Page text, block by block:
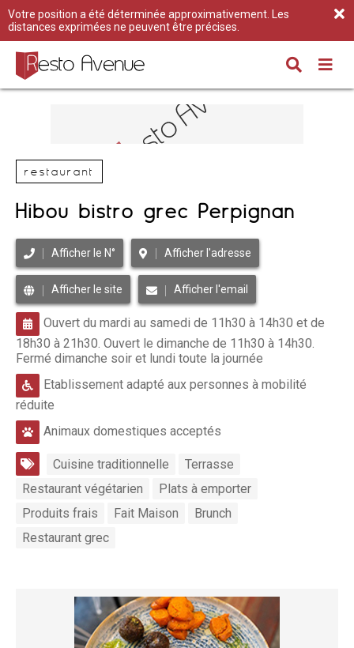
Votre position a été déterminée approximativement. Les
distances exprimées ne peuvent être précises.
restaurant
Hibou bistro grec Perpignan
Afficher le N° Afficher l'adresse
Afficher le site Afficher l'email
Ouvert du mardi au samedi de 11h30 à 14h30 et de
18h30 à 21h30. Ouvert le dimanche de 11h30 à 14h30.
Fermé dimanche soir et lundi toute la journée
Etablissement adapté aux personnes à mobilité
réduite
Animaux domestiques acceptés
Cuisine traditionnelle
Terrasse
Restaurant végétarien
Plats à emporter
Produits frais
Fait Maison
Brunch
Restaurant grec